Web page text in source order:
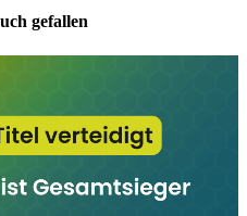
gefallen